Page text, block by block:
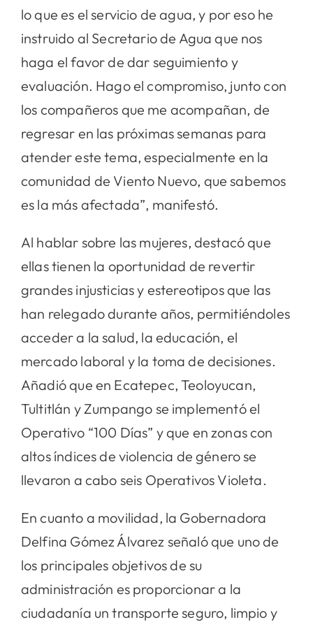
lo que es el servicio de agua, y por eso he
instruido al Secretario de Agua que nos
haga el favor de dar seguimiento y
evaluación. Hago el compromiso, junto con
los compañeros que me acompañan, de
regresar en las próximas semanas para
atender este tema, especialmente en la
comunidad de Viento Nuevo, que sabemos
es la más afectada”, manifestó.
Al hablar sobre las mujeres, destacó que
ellas tienen la oportunidad de revertir
grandes injusticias y estereotipos que las
han relegado durante años, permitiéndoles
acceder a la salud, la educación, el
mercado laboral y la toma de decisiones.
Añadió que en Ecatepec, Teoloyucan,
Tultitlán y Zumpango se implementó el
Operativo “100 Días” y que en zonas con
altos índices de violencia de género se
llevaron a cabo seis Operativos Violeta.
En cuanto a movilidad, la Gobernadora
Delfina Gómez Álvarez señaló que uno de
los principales objetivos de su
administración es proporcionar a la
ciudadanía un transporte seguro, limpio y